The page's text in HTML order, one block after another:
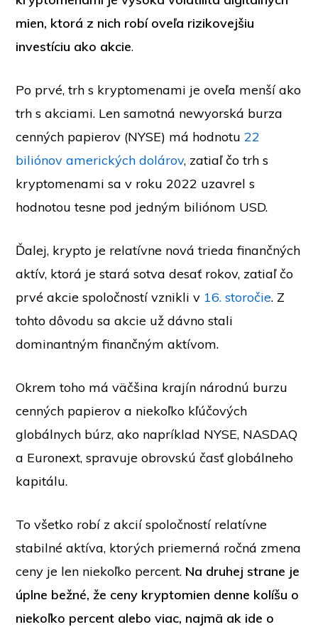
mien, ktorá z nich robí oveľa rizikovejšiu
investíciu ako akcie.
Po prvé, trh s kryptomenami je oveľa menší ako
trh s akciami. Len samotná newyorská burza
cenných papierov (NYSE) má hodnotu22
biliónov amerických dolárov, zatiaľ čo trh s
kryptomenami sa v roku 2022 uzavrel s
hodnotou tesne pod jedným biliónom USD.
Ďalej, krypto je relatívne nová trieda finančných
aktív, ktorá je stará sotva desať rokov, zatiaľ čo
prvé akcie spoločností vznikli v 16. storočie. Z
tohto dôvodu sa akcie už dávno stali
dominantným finančným aktívom.
Okrem toho má väčšina krajín národnú burzu
cenných papierov a niekoľko kľúčových
globálnych búrz, ako napríklad NYSE, NASDAQ
a Euronext, spravuje obrovskú časť globálneho
kapitálu.
To všetko robí z akcií spoločností relatívne
stabilné aktíva, ktorých priemerná ročná zmena
ceny je len niekoľko percent. Na druhej strane je
úplne bežné, že ceny kryptomien denne kolíšu o
niekoľko percent alebo viac, najmä ak ide o